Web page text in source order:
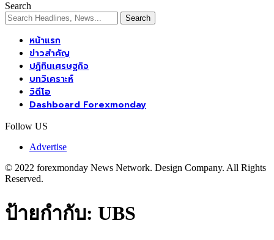
Search
หน้าแรก
ข่าวสำคัญ
ปฏิทินเศรษฐกิจ
บทวิเคราะห์
วิดีโอ
Dashboard Forexmonday
Follow US
Advertise
© 2022 forexmonday News Network. Design Company. All Rights
Reserved.
ป้ายกำกับ: UBS